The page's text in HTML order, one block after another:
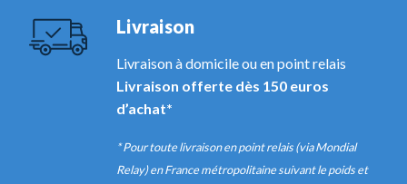
Livraison
Livraison à domicile ou en point relais
Livraison offerte dès 150 euros
d’achat*
* Pour toute livraison en point relais (via Mondial
Relay) en France métropolitaine suivant le poids et